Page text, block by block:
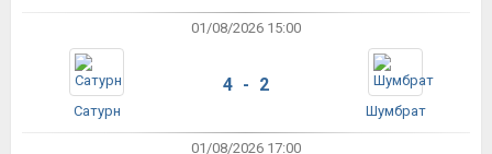
01/08/2026 15:00
Сатурн
4 - 2
Шумбрат
01/08/2026 17:00